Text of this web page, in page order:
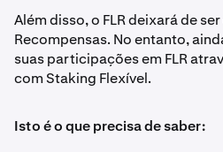
Além disso, o FLR deixará de
Recompensas. No entanto,
suas participações em FLR
com Staking Flexível.
Isto é o que precisa de saber: